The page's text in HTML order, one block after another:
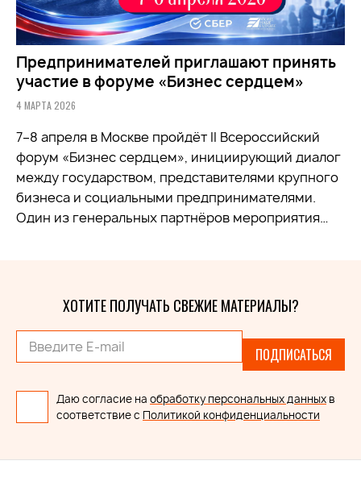
Предпринимателей приглашают принять
участие в форуме «Бизнес сердцем»
4 МАРТА 2026
7–8 апреля в Москве пройдёт II Всероссийский
форум «Бизнес сердцем», инициирующий диалог
между государством, представителями крупного
бизнеса и социальными предпринимателями.
Один из генеральных партнёров мероприятия…
ХОТИТЕ ПОЛУЧАТЬ СВЕЖИЕ МАТЕРИАЛЫ?
ПОДПИСАТЬСЯ
Даю согласие на обработку персональных данных в
соответствие с Политикой конфиденциальности